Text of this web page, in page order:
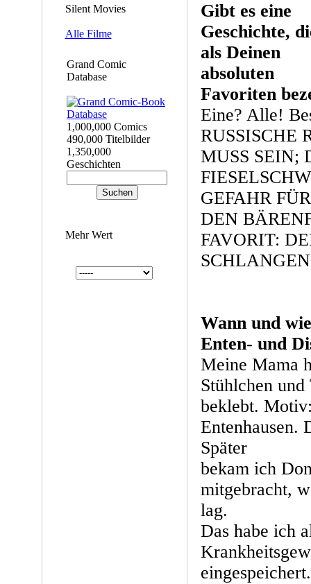
Silent Movies
Alle Filme
Grand Comic
Database
1,000,000 Comics
490,000 Titelbilder
1,350,000
Geschichten
Mehr Wert
Gibt es eine
Geschichte,
als Deinen
absoluten
Favoriten
Eine? Alle!
RUSSISCHE
MUSS SEIN;
GEFAHR FÜR
DEN
FAVORIT:
Wann und
Enten- und
Meine Mama
Stühlchen
beklebt.
Entenhausen.
Später
bekam ich
mitgebracht,
lag.
Das habe ich
eingespeichert.